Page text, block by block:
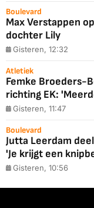
Boulevard
Max Verstappen
dochter Lily
Gisteren, 12:32
Atletiek
Femke Broeders-
richting EK:
Gisteren, 11:47
Boulevard
Jutta Leerdam
'Je krijgt een
Gisteren, 10:56